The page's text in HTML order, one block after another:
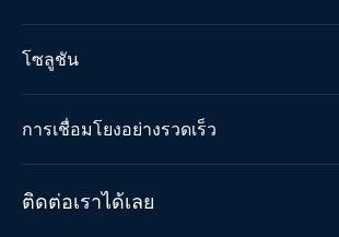
โซลูชัน
การเชื่อมโยงอย่างรวดเร็ว
ติดต่อเราได้เลย